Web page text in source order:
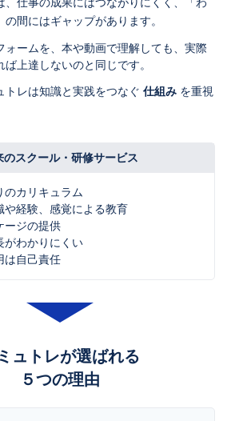
間にはギャップがあります。
ォームを、本や動画で理解しても、実際
上達しないのと同じです。
トレは知識と実践をつなぐ 仕組み を重視
のスクール・研修サービス
のカリキュラム
や経験、感覚による教育
ージの提供
がわかりにくい
は自己責任
ュトレが選ばれる
５つの理由